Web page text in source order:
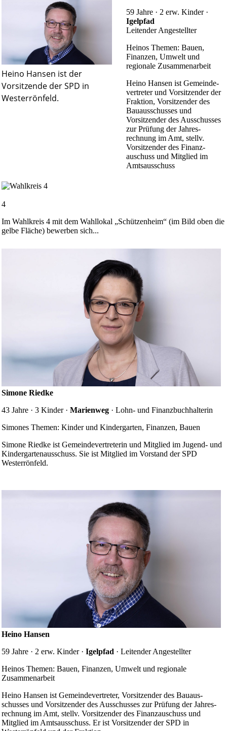
Heino Hansen ist der
Vorsitzende der SPD in
Westerrönfeld.
59 Jahre · 2 erw. Kinder ·
Igelpfad
Leitender Angestellter
Heinos Themen: Bauen,
Finanzen, Umwelt und
regionale Zusammenarbeit
Heino Hansen ist Gemeinde­
vertreter und Vor­sitzender der
Fraktion, Vorsitzender des
Bau­aus­schusses und
Vorsitzender des Ausschusses
zur Prüfung der Jahres­
rechnung im Amt, stellv.
Vorsitzender des Finanz­
auschuss und Mitglied im
Amts­aus­schuss
4
Im Wahlkreis 4 mit dem Wahllokal „Schützenheim“ (im Bild oben die
gelbe Fläche) bewerben sich...
Simone Riedke
43 Jahre · 3 Kinder · Marienweg · Lohn- und Finanz­buch­halterin
Simones Themen: Kinder und Kindergarten, Finanzen, Bauen
Simone Riedke ist Gemeinde­vertreterin und Mitglied im Jugend- und
Kinder­garten­ausschuss. Sie ist Mitglied im Vorstand der SPD
Westerrönfeld.
Heino Hansen
59 Jahre · 2 erw. Kinder · Igelpfad · Leitender Angestellter
Heinos Themen: Bauen, Finanzen, Umwelt und regionale
Zusammenarbeit
Heino Hansen ist Gemeinde­vertreter, Vorsitzender des Bau­aus­
schusses und Vorsitzender des Ausschusses zur Prüfung der Jahres­
rechnung im Amt, stellv. Vorsitzender des Finanz­auschuss und
Mitglied im Amts­aus­schuss. Er ist Vorsitzender der SPD in